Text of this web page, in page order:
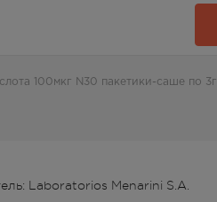
100мкг N30 пакетики-саше по 3г
Laboratorios Menarini S.A.